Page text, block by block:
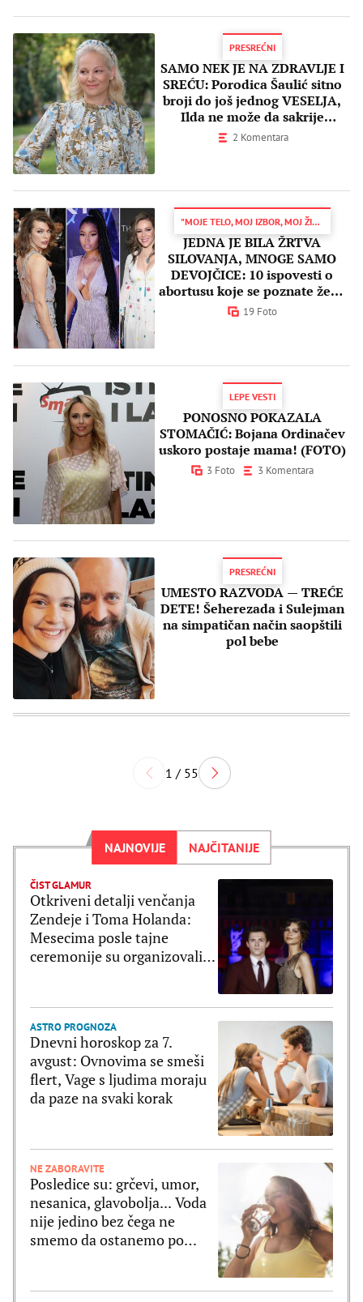
PRESREĆNI
SAMO NEK JE NA ZDRAVLJE I
SREĆU: Porodica Šaulić sitno
broji do još jednog VESELJA,
Ilda ne može da sakrije
UZBUĐENJE
2 Komentara
"MOJE TELO, MOJ IZBOR, MOJ ŽIVOT"
JEDNA JE BILA ŽRTVA
SILOVANJA, MNOGE SAMO
DEVOJČICE: 10 ispovesti o
abortusu koje se poznate žene
nisu plašile da podele
19 Foto
LEPE VESTI
PONOSNO POKAZALA
STOMAČIĆ: Bojana Ordinačev
uskoro postaje mama! (FOTO)
3 Foto 3 Komentara
PRESREĆNI
UMESTO RAZVODA — TREĆE
DETE! Šeherezada i Sulejman
na simpatičan način saopštili
pol bebe
1 / 55
NAJNOVIJE NAJČITANIJE
ČIST GLAMUR
Otkriveni detalji venčanja
Zendeje i Toma Holanda:
Mesecima posle tajne
ceremonije su organizovali
ASTRO PROGNOZA
Dnevni horoskop za 7.
avgust: Ovnovima se smeši
flert, Vage s ljudima moraju
da paze na svaki korak
NE ZABORAVITE
Posledice su: grčevi, umor,
nesanica, glavobolja... Voda
nije jedino bez čega ne
smemo da ostanemo po